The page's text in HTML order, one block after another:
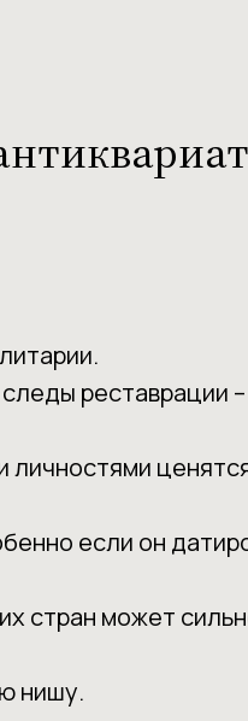
реставрации
личностями
если он
стран может
нишу.